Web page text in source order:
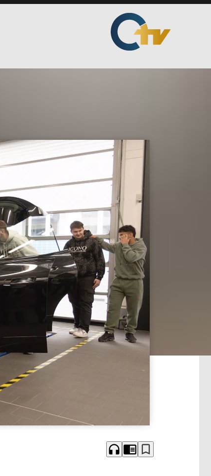
headphones chrome_reader_mode bookmark_border